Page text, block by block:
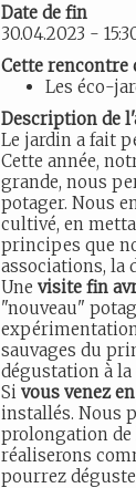
Date de fin
30.04.2023 -
Cette rencontre
Les éco-
Description de
Le jardin a fait
Cette année,
grande, nous
potager. Nous
cultivé, en
principes que
associations, la
Une visite fin
"nouveau"
sauvages du
dégustation à la
Si vous venez
installés. Nous
prolongation de
réaliserons
pourrez